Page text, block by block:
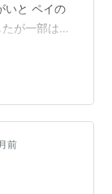
いと ペイの
が一部は更
り収入は横
りの 単価
す余裕はある
増やしつつ仕
います。
前